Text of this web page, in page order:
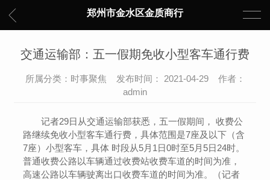
郑州市金水区金质商行
交通运输部：五一假期免收小型客车通行费
所属分类：时事聚焦 发布时间： 2021-04-29 作者：
admin
记者29日从交通运输部获悉，五一假期间， 收费公
路继续免收小型客车通行费，具体范围是7座及以下（含
7座）小型客车，具体 时段从5月1日0时至5月5日24时。
普通收费公路以车辆通过收费站收费车道的时间为准，
高速公路以车辆驶离出口收费车道的时间为准。（记者